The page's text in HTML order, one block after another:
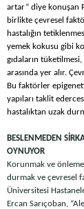
artar” diye konuşan
birlikte çevresel
hastalığın
yemek kokusu gibi
gıdaların
arasında yer alır.
Bu faktörler
yapıları taklit
hastalıktan uzak
BESLENMEDEN
OYNUYOR
Korunmak ve
durmak ve çevresel
Üniversitesi
Ercan Sarıçoban,